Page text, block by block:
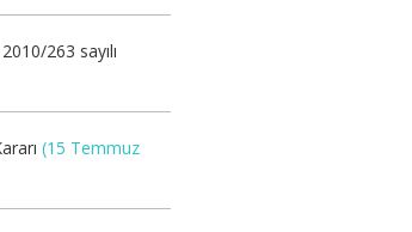
263 sayılı
(15 Temmuz